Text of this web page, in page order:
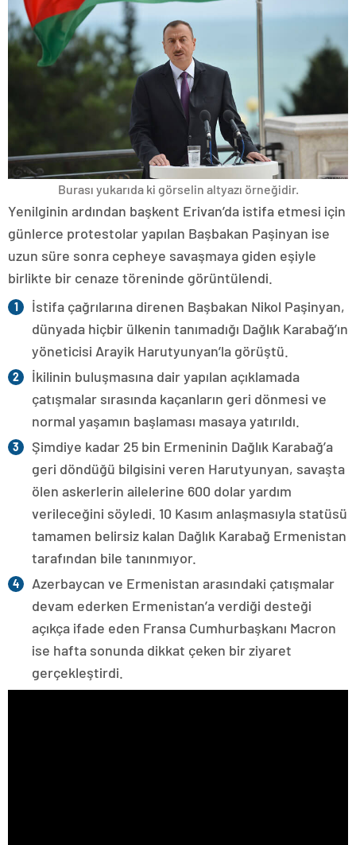
Burası yukarıda ki görselin altyazı örneğidir.
Yenilginin ardından başkent Erivan’da istifa etmesi için
günlerce protestolar yapılan Başbakan Paşinyan ise
uzun süre sonra cepheye savaşmaya giden eşiyle
birlikte bir cenaze töreninde görüntülendi.
İstifa çağrılarına direnen Başbakan Nikol Paşinyan,
dünyada hiçbir ülkenin tanımadığı Dağlık Karabağ’ın
yöneticisi Arayik Harutyunyan’la görüştü.
İkilinin buluşmasına dair yapılan açıklamada
çatışmalar sırasında kaçanların geri dönmesi ve
normal yaşamın başlaması masaya yatırıldı.
Şimdiye kadar 25 bin Ermeninin Dağlık Karabağ’a
geri döndüğü bilgisini veren Harutyunyan, savaşta
ölen askerlerin ailelerine 600 dolar yardım
verileceğini söyledi. 10 Kasım anlaşmasıyla statüsü
tamamen belirsiz kalan Dağlık Karabağ Ermenistan
tarafından bile tanınmıyor.
Azerbaycan ve Ermenistan arasındaki çatışmalar
devam ederken Ermenistan’a verdiği desteği
açıkça ifade eden Fransa Cumhurbaşkanı Macron
ise hafta sonunda dikkat çeken bir ziyaret
gerçekleştirdi.